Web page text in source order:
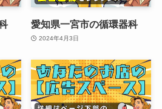
愛知県一宮市の循環器科
2024年4月3日